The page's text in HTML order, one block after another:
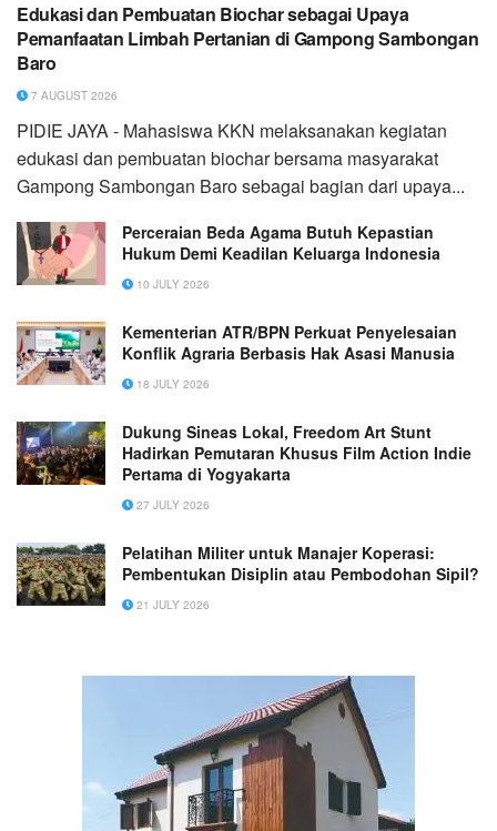
Edukasi dan Pembuatan Biochar sebagai Upaya
Pemanfaatan Limbah Pertanian di Gampong Sambongan
Baro
7 AUGUST 2026
PIDIE JAYA - Mahasiswa KKN melaksanakan kegiatan
edukasi dan pembuatan biochar bersama masyarakat
Gampong Sambongan Baro sebagai bagian dari upaya...
Perceraian Beda Agama Butuh Kepastian
Hukum Demi Keadilan Keluarga Indonesia
10 JULY 2026
Kementerian ATR/BPN Perkuat Penyelesaian
Konflik Agraria Berbasis Hak Asasi Manusia
18 JULY 2026
Dukung Sineas Lokal, Freedom Art Stunt
Hadirkan Pemutaran Khusus Film Action Indie
Pertama di Yogyakarta
27 JULY 2026
Pelatihan Militer untuk Manajer Koperasi:
Pembentukan Disiplin atau Pembodohan Sipil?
21 JULY 2026